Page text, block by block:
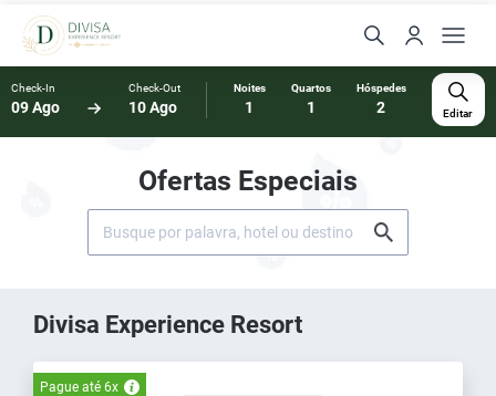
Check-In
09 Ago
Check-Out
10 Ago
Noites
1
Quartos
1
Hóspedes
2 Editar
Ofertas Especiais
Divisa Experience Resort
Pague até 6x